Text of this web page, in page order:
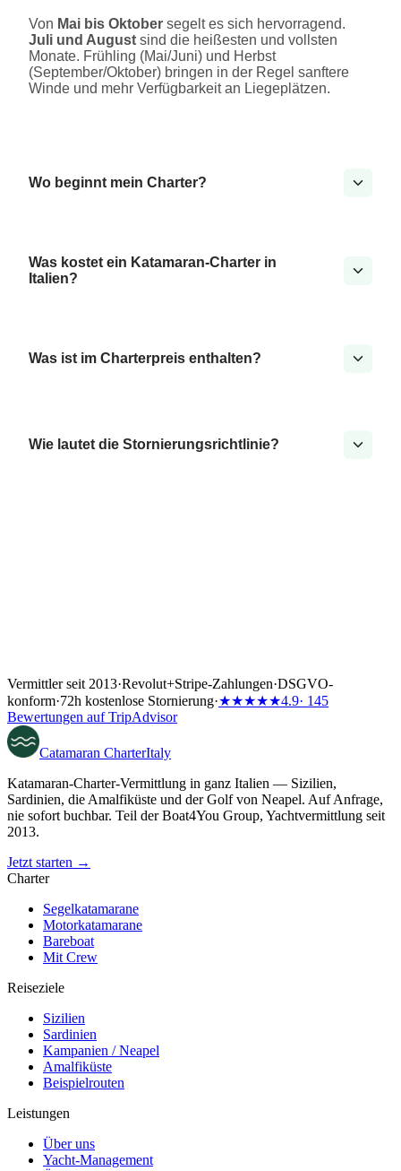
Von Mai bis Oktober segelt es sich hervorragend.
Juli und August sind die heißesten und vollsten
Monate. Frühling (Mai/Juni) und Herbst
(September/Oktober) bringen in der Regel sanftere
Winde und mehr Verfügbarkeit an Liegeplätzen.
Wo beginnt mein Charter?
Was kostet ein Katamaran-Charter in
Italien?
Was ist im Charterpreis enthalten?
Wie lautet die Stornierungsrichtlinie?
Vermittler seit 2013·Revolut+Stripe-Zahlungen·DSGVO-
konform·72h kostenlose Stornierung·★★★★★4.9· 145
Bewertungen auf TripAdvisor
Catamaran CharterItaly
Katamaran-Charter-Vermittlung in ganz Italien — Sizilien,
Sardinien, die Amalfiküste und der Golf von Neapel. Auf Anfrage,
nie sofort buchbar. Teil der Boat4You Group, Yachtvermittlung seit
2013.
Jetzt starten →
Charter
Segelkatamarane
Motorkatamarane
Bareboat
Mit Crew
Reiseziele
Sizilien
Sardinien
Kampanien / Neapel
Amalfiküste
Beispielrouten
Leistungen
Über uns
Yacht-Management